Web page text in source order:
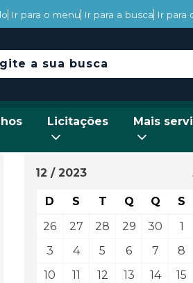
Ir para o menu Ir para a busca Ir para
Licitações Mais
12 / 2023
D S T Q Q S
26
27 28 29 30 1
3
4 5 6 7 8
10
11 12 13 14 15